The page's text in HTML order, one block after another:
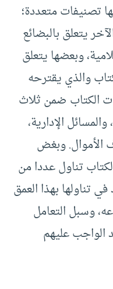
تصنيفات متعددة؛
يتعلق بالبضائع
وبعضها يتعلق
والذي يقترحه
الكتاب ضمن ثلاث
الإدارية،
الأموال. وبغض
تناول عددا من
تناولها بهذا العمق
وسبل التعامل
الواجب عليهم